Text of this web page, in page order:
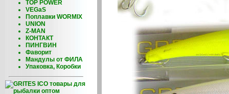
TOP POWER
VEGaS
Поплавки WORMIX
UNION
Z-MAN
КОНТАКТ
ПИНГВИН
Фаворит
Мандулы от ФИЛА
Упаковка, Коробки